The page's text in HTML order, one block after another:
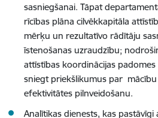
sasniegšanai. Tāpat
rīcības plāna cilvēkkapitāla
mērķu un rezultatīvo rādītāju
īstenošanas uzraudzību;
attīstības koordinācijas
sniegt priekšlikumus par
efektivitātes pilnveidošanu.
Analītikas dienests, kas pastāvīgi